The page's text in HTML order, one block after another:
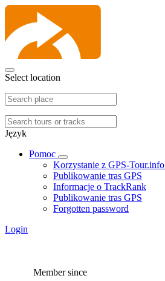
Select location
Język
Pomoc
Korzystanie z GPS-Tour.info
Publikowanie tras GPS
Informacje o TrackRank
Publikowanie tras GPS
Forgotten password
Login
Member since